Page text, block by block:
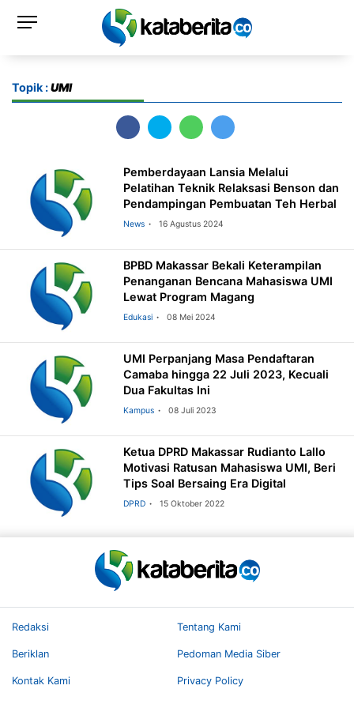
Topik :UMI
Pemberdayaan Lansia Melalui
Pelatihan Teknik Relaksasi Benson dan
Pendampingan Pembuatan Teh Herbal
News 16 Agustus 2024
BPBD Makassar Bekali Keterampilan
Penanganan Bencana Mahasiswa UMI
Lewat Program Magang
Edukasi 08 Mei 2024
UMI Perpanjang Masa Pendaftaran
Camaba hingga 22 Juli 2023, Kecuali
Dua Fakultas Ini
Kampus 08 Juli 2023
Ketua DPRD Makassar Rudianto Lallo
Motivasi Ratusan Mahasiswa UMI, Beri
Tips Soal Bersaing Era Digital
DPRD 15 Oktober 2022
Redaksi Tentang Kami
Beriklan Pedoman Media Siber
Kontak Kami Privacy Policy